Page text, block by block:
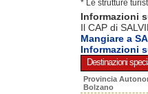
* Le strutture
Informazioni
Il CAP di
Mangiare a
Informazioni
Destinazioni
Provincia
Bolzano